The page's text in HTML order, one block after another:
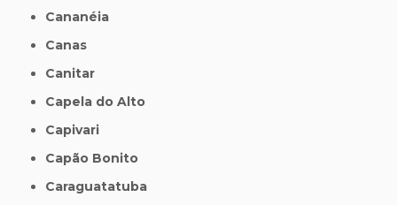
Cananéia
Canas
Canitar
Capela do Alto
Capivari
Capão Bonito
Caraguatatuba